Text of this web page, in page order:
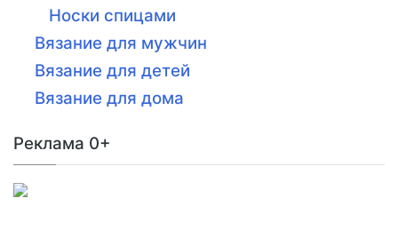
Носки спицами
Вязание для мужчин
Вязание для детей
Вязание для дома
Реклама 0+